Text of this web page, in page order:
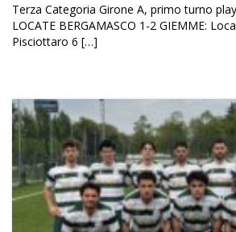
Terza Categoria Girone A, primo turno
LOCATE BERGAMASCO 1-2 GIEMME:
Pisciottaro 6 […]